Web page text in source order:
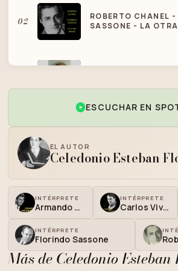
02
ROBERTO CHANEL - FLORINDO
ESCUCHAR EN
EL AUTOR
Celedonio Esteban
INTÉRPRETE
Armando Moreno
INTÉRPRETE
Carlos Viván
INTÉRPRETE
Florindo Sassone
Más de Celedonio Esteban